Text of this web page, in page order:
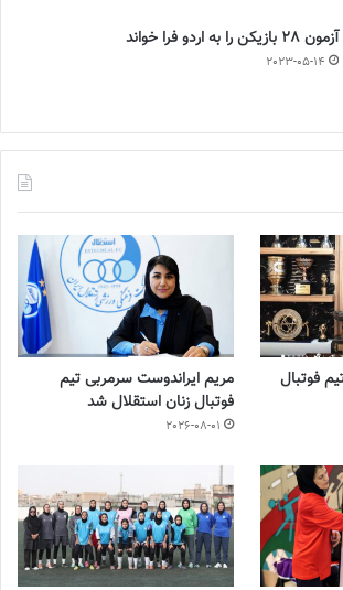
آزمون 28 بازیکن را به اردو فرا خواند
2023-05-14
فوتبال
مریم ایراندوست سرمربی تیم
فوتبال زنان استقلال شد
2026-08-01